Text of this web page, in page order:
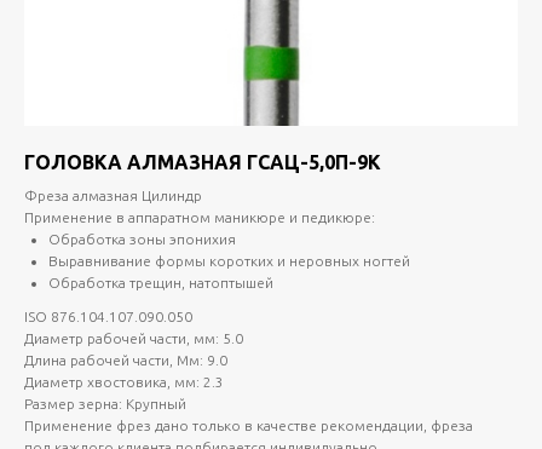
ГОЛОВКА АЛМАЗНАЯ ГСАЦ-5,0П-9К
Фреза алмазная Цилиндр
Применение в аппаратном маникюре и педикюре:
Обработка зоны эпонихия
Выравнивание формы коротких и неровных ногтей
Обработка трещин, натоптышей
ISO 876.104.107.090.050
Диаметр рабочей части, мм: 5.0
Длина рабочей части, Мм: 9.0
Диаметр хвостовика, мм: 2.3
Размер зерна: Крупный
Применение фрез дано только в качестве рекомендации, фреза